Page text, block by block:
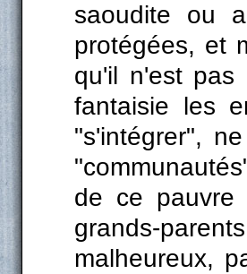
saoudite ou
protégées, et
qu'il n'est pas
fantaisie les
"s'intégrer",
de ce pauvre
grands-
malheureux,